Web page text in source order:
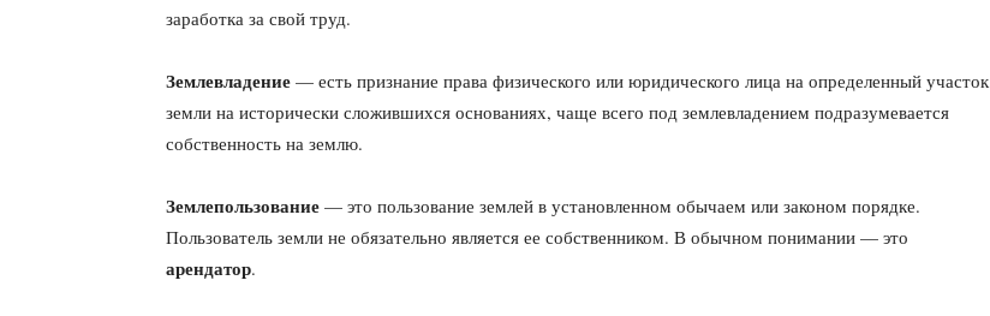
заработка за свой труд.
Землевладение — есть признание права физического или юридического лица на определенный участок
земли на исторически сложившихся основаниях, чаще всего под землевладением подразумевается
собственность на землю.
Землепользование — это пользование землей в установленном обычаем или законом порядке.
Пользователь земли не обязательно является ее собственником. В обычном понимании — это
арендатор.